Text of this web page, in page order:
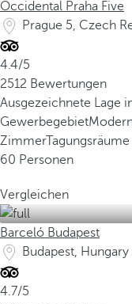
Occidental Praha Five
Prague 5, Czech
4.4/5
2512 Bewertungen
Ausgezeichnete Lage
Gewerbegebiet
Zimmer
60 Personen
Vergleichen
Barceló Budapest
Budapest, Hungary
4.7/5